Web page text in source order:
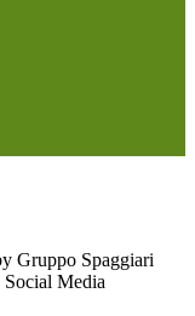
Gruppo Spaggiari
Media